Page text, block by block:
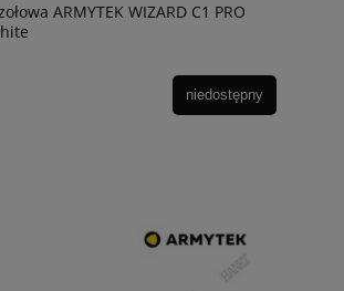
ARMYTEK WIZARD C1 PRO
niedostępny